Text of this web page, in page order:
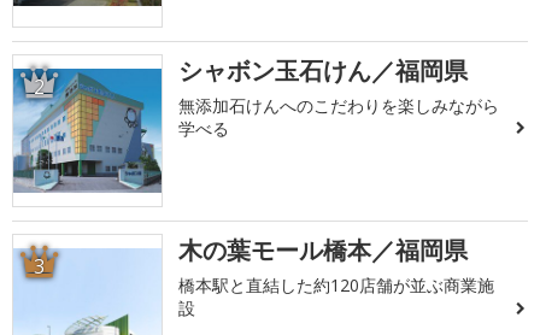
2 シャボン玉石けん／福岡県
無添加石けんへのこだわりを楽しみながら
学べる
3 木の葉モール橋本／福岡県
橋本駅と直結した約120店舗が並ぶ商業施
設